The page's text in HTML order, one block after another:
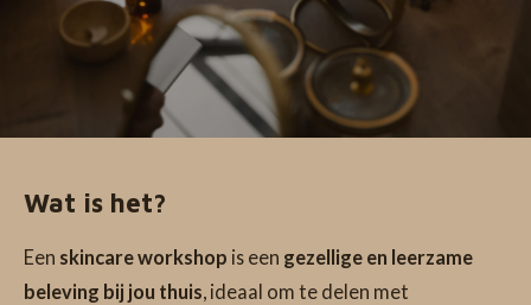
Wat is het?
Een skincare workshop is een gezellige en leerzame
beleving bij jou thuis, ideaal om te delen met